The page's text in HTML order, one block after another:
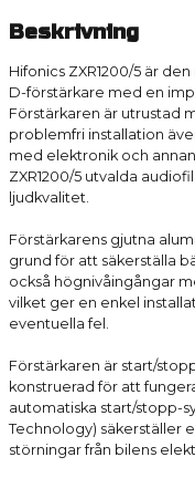
Beskrivning
Hifonics ZXR1200/5 är
D-förstärkare med en
Förstärkaren är utrustad
problemfri installation
med elektronik och
ZXR1200/5 utvalda
ljudkvalitet.
Förstärkarens gjutna
grund för att säkerställa
också högnivåingångar
vilket ger en enkel
eventuella fel.
Förstärkaren är start/
konstruerad för att
automatiska start/stopp-
Technology) säkerställer
störningar från bilens